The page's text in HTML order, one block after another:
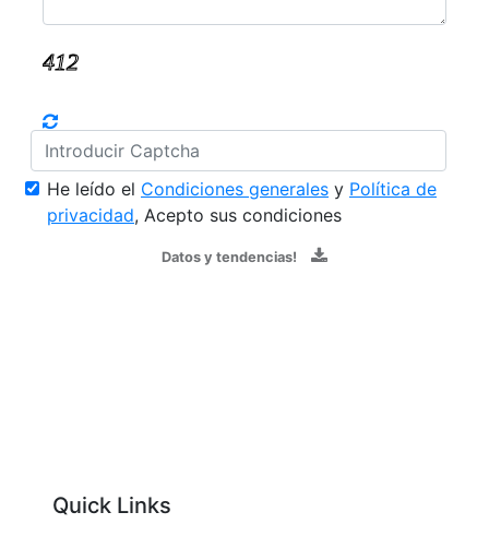
He leído el Condiciones generales y Política de
privacidad, Acepto sus condiciones
Datos y tendencias!
Quick Links